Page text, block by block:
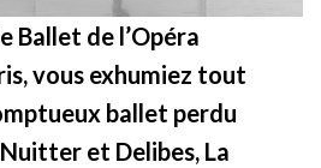
Ballet de l’Opéra
vous exhumiez tout
ballet perdu
et Delibes, La